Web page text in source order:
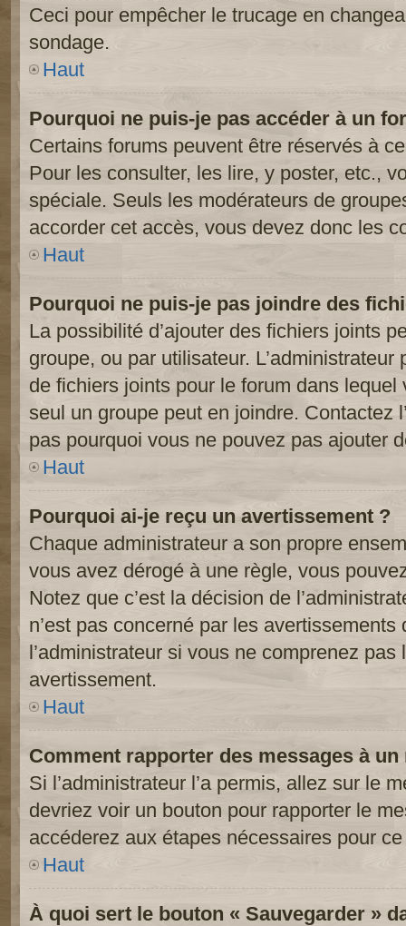
Ceci pour empêcher le trucage en
sondage.
Haut
Pourquoi ne puis-je pas accéder à un
Certains forums peuvent être réservés à
Pour les consulter, les lire, y poster, etc.,
spéciale. Seuls les modérateurs de
accorder cet accès, vous devez donc les
Haut
Pourquoi ne puis-je pas joindre des
La possibilité d’ajouter des fichiers joints
groupe, ou par utilisateur. L’administrateur
de fichiers joints pour le forum dans
seul un groupe peut en joindre. Contactez
pas pourquoi vous ne pouvez pas ajouter
Haut
Pourquoi ai-je reçu un avertissement ?
Chaque administrateur a son propre
vous avez dérogé à une règle, vous
Notez que c’est la décision de
n’est pas concerné par les avertissements
l’administrateur si vous ne comprenez
avertissement.
Haut
Comment rapporter des messages à
Si l’administrateur l’a permis, allez sur le
devriez voir un bouton pour rapporter le
accéderez aux étapes nécessaires pour
Haut
À quoi sert le bouton « Sauvegarder »